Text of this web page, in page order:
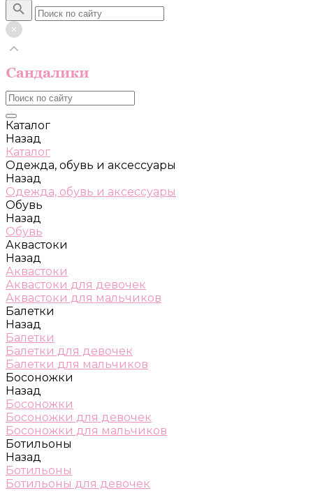
Каталог
Назад
Каталог
Одежда, обувь и аксессуары
Назад
Одежда, обувь и аксессуары
Обувь
Назад
Обувь
Аквастоки
Назад
Аквастоки
Аквастоки для девочек
Аквастоки для мальчиков
Балетки
Назад
Балетки
Балетки для девочек
Балетки для мальчиков
Босоножки
Назад
Босоножки
Босоножки для девочек
Босоножки для мальчиков
Ботильоны
Назад
Ботильоны
Ботильоны для девочек